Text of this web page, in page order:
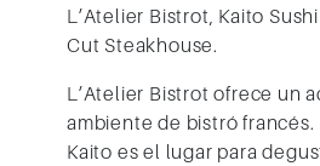
L’Atelier Bistrot, Kaito
Cut Steakhouse.
L’Atelier Bistrot ofrece un
ambiente de bistró
Kaito es el lugar para